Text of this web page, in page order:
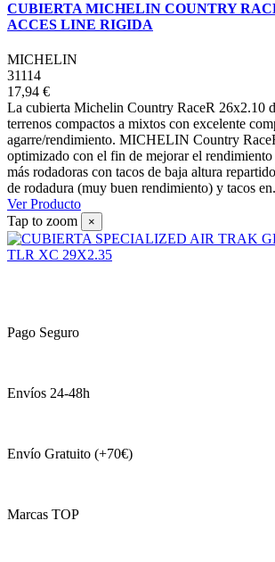
CUBIERTA MICHELIN COUNTRY
ACCES LINE RIGIDA
MICHELIN
31114
17,94 €
La cubierta Michelin Country RaceR 26x2.10
terrenos compactos a mixtos con excelente
agarre/rendimiento. MICHELIN Country
optimizado con el fin de mejorar el rendimiento
más rodadoras con tacos de baja altura
de rodadura (muy buen rendimiento) y tacos
Ver Producto
Tap to zoom
×
Pago Seguro
Envíos 24-48h
Envío Gratuito (+70€)
Marcas TOP